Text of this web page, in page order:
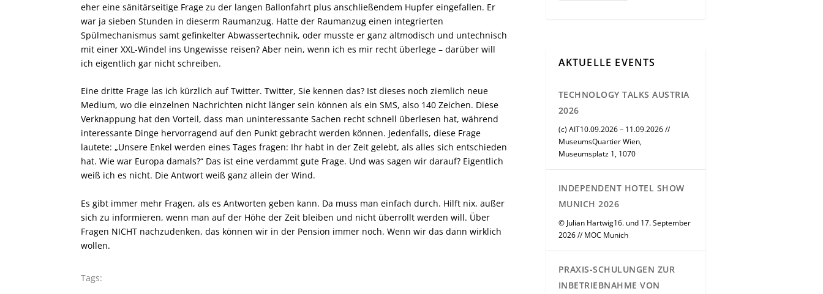
eher eine sänitärseitige Frage zu der langen Ballonfahrt plus anschließendem Hupfer eingefallen. Er
war ja sieben Stunden in dieserm Raumanzug. Hatte der Raumanzug einen integrierten
Spülmechanismus samt gefinkelter Abwassertechnik, oder musste er ganz altmodisch und untechnisch
mit einer XXL-Windel ins Ungewisse reisen? Aber nein, wenn ich es mir recht überlege – darüber will
ich eigentlich gar nicht schreiben.
Eine dritte Frage las ich kürzlich auf Twitter. Twitter, Sie kennen das? Ist dieses noch ziemlich neue
Medium, wo die einzelnen Nachrichten nicht länger sein können als ein SMS, also 140 Zeichen. Diese
Verknappung hat den Vorteil, dass man uninteressante Sachen recht schnell überlesen hat, während
interessante Dinge hervorragend auf den Punkt gebracht werden können. Jedenfalls, diese Frage
lautete: „Unsere Enkel werden eines Tages fragen: Ihr habt in der Zeit gelebt, als alles sich entschieden
hat. Wie war Europa damals?“ Das ist eine verdammt gute Frage. Und was sagen wir darauf? Eigentlich
weiß ich es nicht. Die Antwort weiß ganz allein der Wind.
Es gibt immer mehr Fragen, als es Antworten geben kann. Da muss man einfach durch. Hilft nix, außer
sich zu informieren, wenn man auf der Höhe der Zeit bleiben und nicht überrollt werden will. Über
Fragen NICHT nachzudenken, das können wir in der Pension immer noch. Wenn wir das dann wirklich
wollen.
Tags:
AKTUELLE EVENTS
TECHNOLOGY TALKS AUSTRIA
2026
(c) AIT10.09.2026 – 11.09.2026 //
MuseumsQuartier Wien,
Museumsplatz 1, 1070
INDEPENDENT HOTEL SHOW
MUNICH 2026
© Julian Hartwig16. und 17. September
2026 // MOC Munich
PRAXIS-SCHULUNGEN ZUR
INBETRIEBNAHME VON